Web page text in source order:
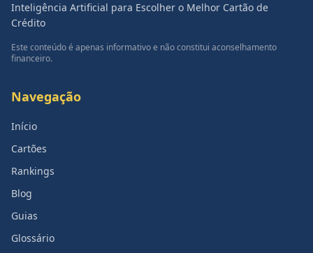
Inteligência Artificial para Escolher o Melhor Cartão de
Crédito
Este conteúdo é apenas informativo e não constitui aconselhamento
financeiro.
Navegação
Início
Cartões
Rankings
Blog
Guias
Glossário